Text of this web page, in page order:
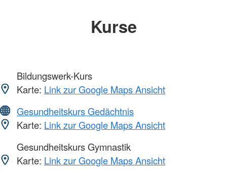
Kurse
Bildungswerk-Kurs
Karte: Link zur Google Maps Ansicht
Gesundheitskurs Gedächtnis
Karte: Link zur Google Maps Ansicht
Gesundheitskurs Gymnastik
Karte: Link zur Google Maps Ansicht